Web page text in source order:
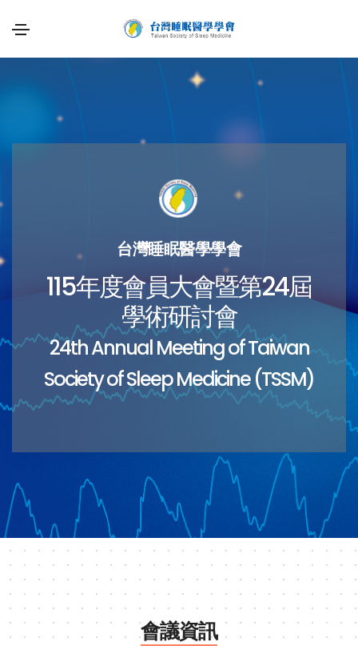
台灣睡眠醫學學會
115年度會員大會暨第24屆
學術研討會
24th Annual Meeting of Taiwan
Society of Sleep Medicine (TSSM)
會議資訊